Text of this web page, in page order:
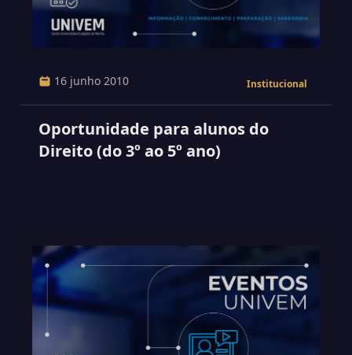
16 junho 2010 Institucional
Oportunidade para alunos do
Direito (do 3º ao 5º ano)